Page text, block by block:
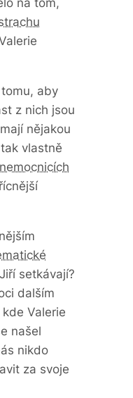
na tom,
aby
z nich jsou
nějakou
vlastně
setkávají?
dalším
kde Valerie
našel
nikdo
za svoje